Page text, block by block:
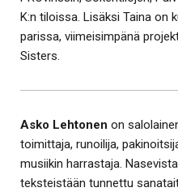
K:n tiloissa. Lisäksi Taina on
parissa, viimeisimpänä
Sisters.
Asko Lehtonen on
toimittaja, runoilija,
musiikin harrastaja. Nasevista
teksteistään tunnettu